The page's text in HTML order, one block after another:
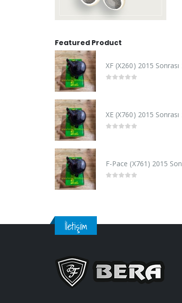
Featured Product
XF (X260) 2015
XE (X760) 2015
F-Pace (X761) 2015
İletişim